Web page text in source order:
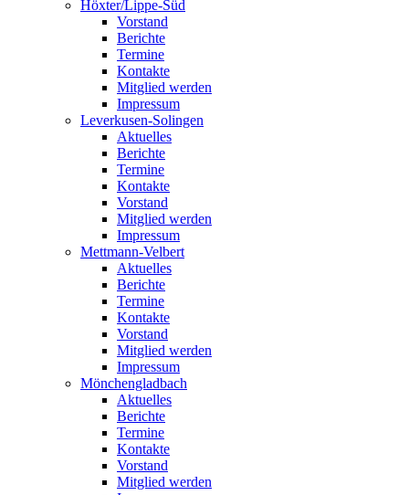
Höxter/Lippe-Süd
Vorstand
Berichte
Termine
Kontakte
Mitglied werden
Impressum
Leverkusen-Solingen
Aktuelles
Berichte
Termine
Kontakte
Vorstand
Mitglied werden
Impressum
Mettmann-Velbert
Aktuelles
Berichte
Termine
Kontakte
Vorstand
Mitglied werden
Impressum
Mönchengladbach
Aktuelles
Berichte
Termine
Kontakte
Vorstand
Mitglied werden